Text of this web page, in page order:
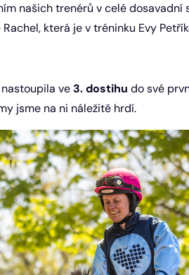
našich trenérů v celé dosavadní
která je v tréninku Evy
nastoupila ve3. dostihu do své
jsme na ni náležitě hrdí.